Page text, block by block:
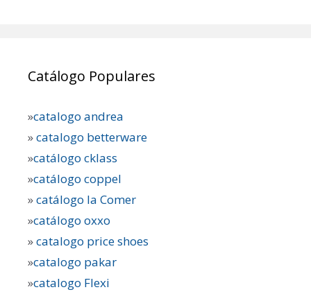
Catálogo Populares
»catalogo andrea
»catalogo betterware
»catálogo cklass
»catálogo coppel
»catálogo la Comer
»catálogo oxxo
»catalogo price shoes
»catalogo pakar
»catalogo Flexi